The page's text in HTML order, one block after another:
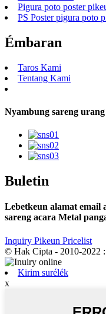
Pigura poto poster
PS Poster pigura poto
Émbaran
Taros Kami
Tentang Kami
Nyambung sareng urang
Buletin
Lebetkeun alamat email
sareng acara Metal
Inquiry Pikeun Pricelist
© Hak Cipta - 2010-2022
Kirim surélék
x